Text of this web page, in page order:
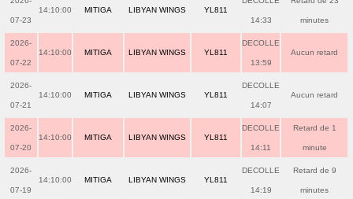
07-23
14:10:00 MITIGA LIBYAN WINGS YL811
14:33 minutes
2026-
07-22
14:10:00 MITIGA LIBYAN WINGS YL811
DECOLLE
13:59
Aucun retard
2026-
07-21
14:10:00 MITIGA LIBYAN WINGS YL811
DECOLLE
14:07
Aucun retard
2026-
07-20
14:10:00 MITIGA LIBYAN WINGS YL811
DECOLLE
14:11
Retard de 1
minute
2026-
07-19
14:10:00 MITIGA LIBYAN WINGS YL811
DECOLLE
14:19
Retard de 9
minutes